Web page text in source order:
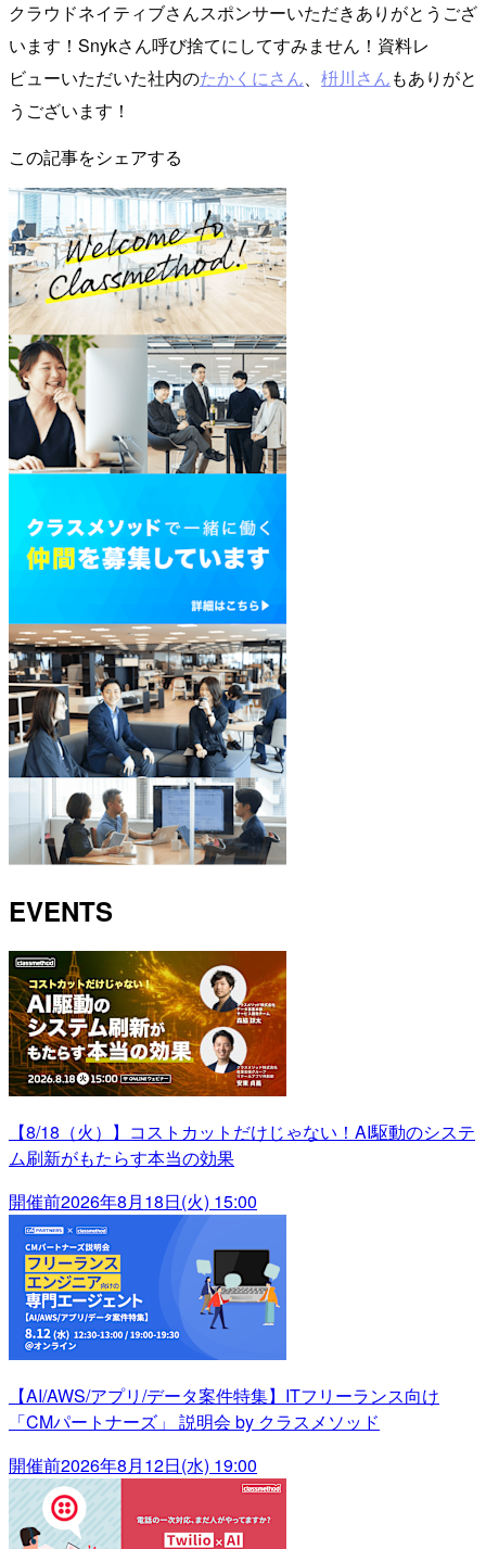
クラウドネイティブさんスポンサーいただきありがとうござ
います！Snykさん呼び捨てにしてすみません！資料レ
ビューいただいた社内のたかくにさん、 枡川さんもありがと
うございます！
この記事をシェアする
EVENTS
【8/18（火）】コストカットだけじゃない！AI駆動のシステ
ム刷新がもたらす本当の効果
開催前2026年8月18日(火) 15:00
【AI/AWS/アプリ/データ案件特集】ITフリーランス向け
「CMパートナーズ」 説明会 by クラスメソッド
開催前2026年8月12日(水) 19:00